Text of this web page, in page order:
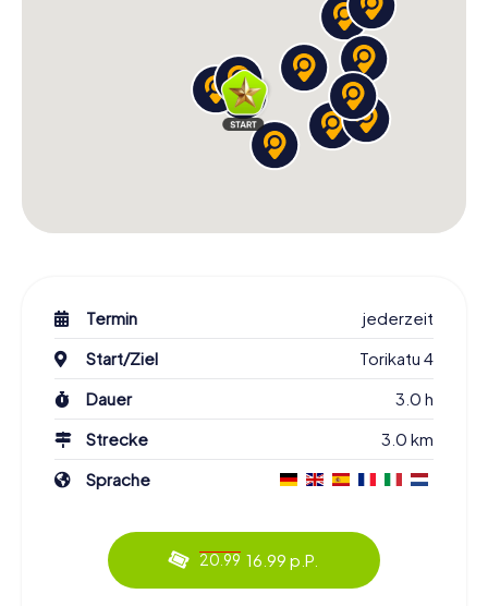
Termin
jederzeit
Start/Ziel
Torikatu 4
Dauer
3.0 h
Strecke
3.0 km
Sprache
20.99 16.99 p.P.